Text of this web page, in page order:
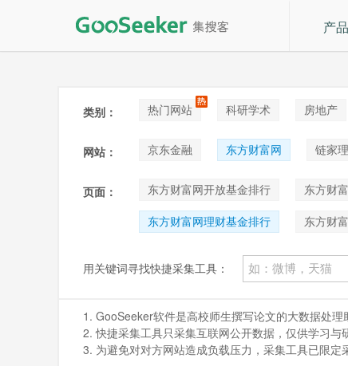
产品
类别： 热门网站 科研学术 房地产
论坛贴吧
招聘 拍卖
网站： 京东金融 东方财富网 链家
页面： 东方财富网开放基金排行 东方财
东方财富网理财基金排行
东方财
用关键词寻找快捷采集工具：
1. GooSeeker软件是高校师生撰写论文的大数据处
2. 快捷采集工具只采集互联网公开数据，仅供学习与
3. 为避免对对方网站造成负载压力，采集工具已限定